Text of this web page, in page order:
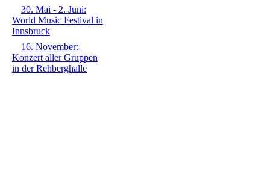
30. Mai - 2. Juni:
World Music Festival in
Innsbruck
16. November:
Konzert aller Gruppen
in der Rehberghalle